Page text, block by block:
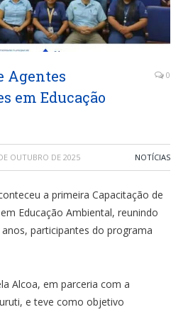
Agentes
em Educação
0
OUTUBRO DE 2025 NOTÍCIAS
a primeira Capacitação de
Educação Ambiental, reunindo
participantes do programa
Alcoa, em parceria com a
e teve como objetivo